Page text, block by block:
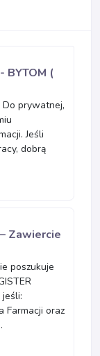
BYTOM (
Do prywatnej,
Jeśli
dobrą
– Zawiercie
poszukuje
jeśli:
Farmacji oraz